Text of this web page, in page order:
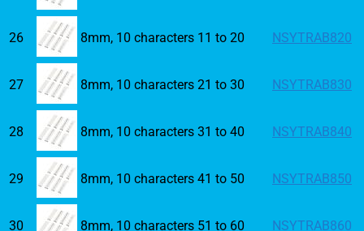
26 8mm, 10 characters 11 to 20 NSYTRAB820
27 8mm, 10 characters 21 to 30 NSYTRAB830
28 8mm, 10 characters 31 to 40 NSYTRAB840
29 8mm, 10 characters 41 to 50 NSYTRAB850
30 8mm, 10 characters 51 to 60 NSYTRAB860